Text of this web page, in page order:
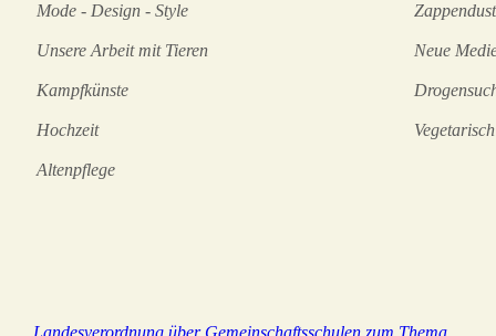
Mode - Design - Style
Unsere Arbeit mit Tieren Neue
Kampfkünste
Hochzeit
Altenpflege